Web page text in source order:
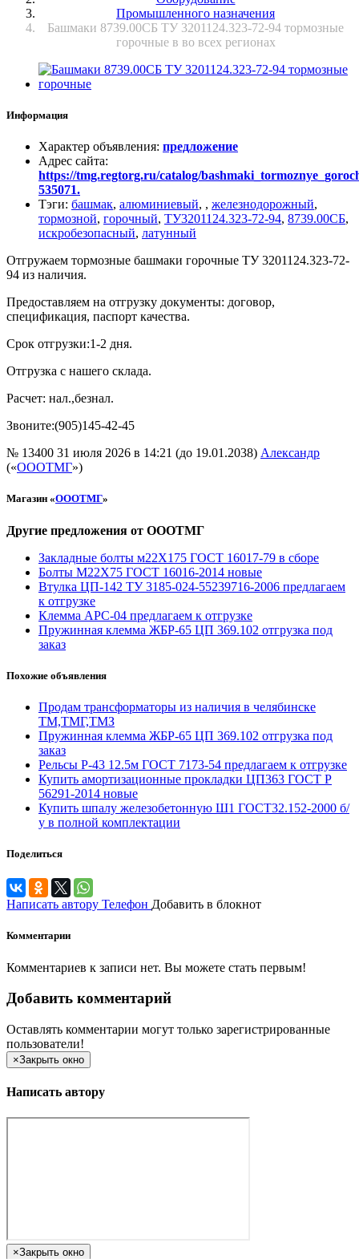
Промышленного назначения
Башмаки 8739.00СБ ТУ 3201124.323-72-94 тормозные
горочные в во всех регионах
Информация
Характер объявления: предложение
Адрес сайта:
https://tmg.regtorg.ru/catalog/
535071.
Тэги: башмак, алюминиевый, , железнодорожный,
тормозной, горочный, ТУ3201124.323-72-94, 8739.00СБ,
искробезопасный, латунный
Отгружаем тормозные башмаки горочные ТУ 3201124.323-72-
94 из наличия.
Предоставляем на отгрузку документы: договор,
спецификация, паспорт качества.
Срок отгрузки:1-2 дня.
Отгрузка с нашего склада.
Расчет: нал.,безнал.
Звоните:(905)145-42-45
№ 13400 31 июля 2026 в 14:21 (до 19.01.2038) Александр
(«ОООТМГ»)
Магазин «ОООТМГ»
Другие предложения от ОООТМГ
Закладные болты м22Х175 ГОСТ 16017-79 в сборе
Болты М22Х75 ГОСТ 16016-2014 новые
Втулка ЦП-142 ТУ 3185-024-55239716-2006 предлагаем
к отгрузке
Клемма АРС-04 предлагаем к отгрузке
Пружинная клемма ЖБР-65 ЦП 369.102 отгрузка под
заказ
Похожие объявления
Продам трансформаторы из наличия в челябинске
ТМ,ТМГ,ТМЗ
Пружинная клемма ЖБР-65 ЦП 369.102 отгрузка под
заказ
Рельсы Р-43 12.5м ГОСТ 7173-54 предлагаем к отгрузке
Купить амортизационные прокладки ЦП363 ГОСТ Р
56291-2014 новые
Купить шпалу железобетонную Ш1 ГОСТ32.152-2000 б/
у в полной комплектации
Поделиться
Написать автору Телефон Добавить в блокнот
Комментарии
Комментариев к записи нет. Вы можете стать первым!
Добавить комментарий
Оставлять комментарии могут только зарегистрированные
пользователи!
×Закрыть окно
Написать автору
×Закрыть окно